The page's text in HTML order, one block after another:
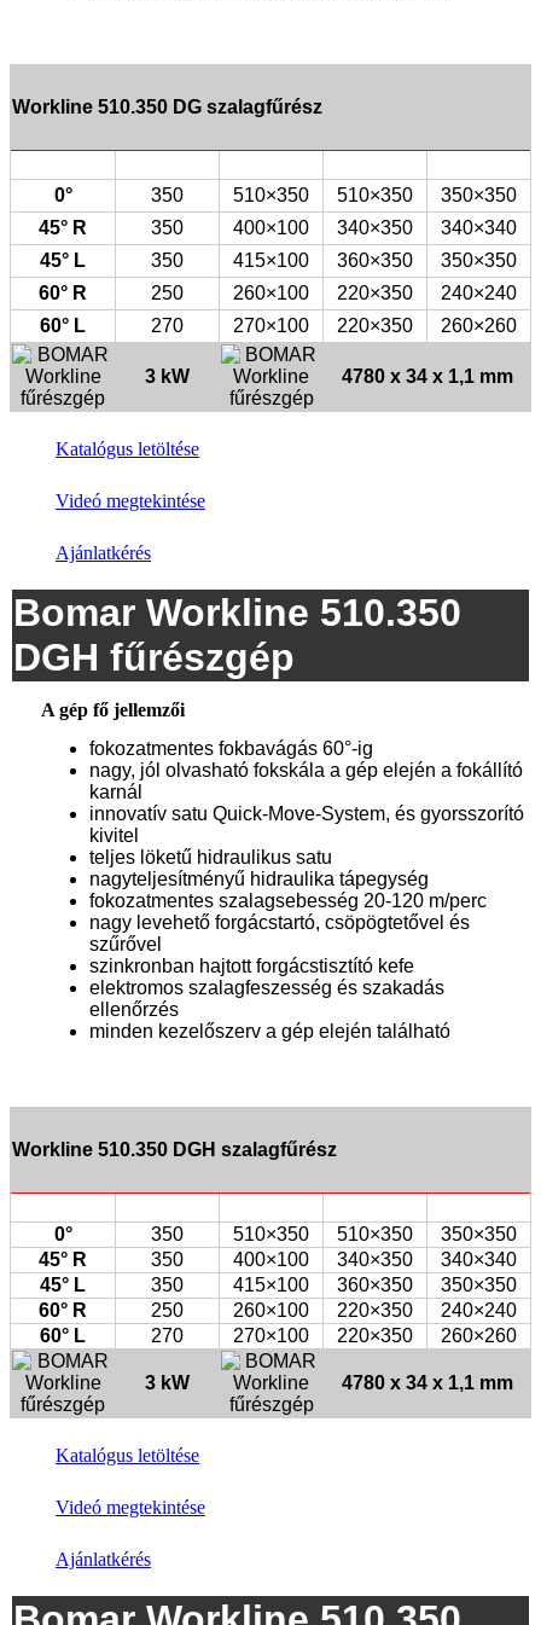
Workline 510.350 DG szalagfűrész
0° 350 510×350 510×350
350×350
45° R
350 400×100 340×350
340×340
45° L
350 415×100 360×350
350×350
60° R
250 260×100 220×350
240×240
60° L
270 270×100 220×350 260×260
3 kW 4780 x 34 x 1,1 mm
Katalógus letöltése
Videó megtekintése
Ajánlatkérés
Bomar Workline 510.350
DGH fűrészgép
A gép fő jellemzői
fokozatmentes fokbavágás 60°-ig
nagy, jól olvasható fokskála a gép elején a fokállító
karnál
innovatív satu Quick-Move-System, és gyorsszorító
kivitel
teljes löketű hidraulikus satu
nagyteljesítményű hidraulika tápegység
fokozatmentes szalagsebesség 20-120 m/perc
nagy levehető forgácstartó, csöpögtetővel és
szűrővel
szinkronban hajtott forgácstisztító kefe
elektromos szalagfeszesség és szakadás
ellenőrzés
minden kezelőszerv a gép elején található
Workline 510.350 DGH szalagfűrész
0° 350 510×350 510×350
350×350
45° R
350 400×100 340×350
340×340
45° L
350 415×100 360×350
350×350
60° R
250 260×100 220×350
240×240
60° L
270 270×100 220×350 260×260
3 kW 4780 x 34 x 1,1 mm
Katalógus letöltése
Videó megtekintése
Ajánlatkérés